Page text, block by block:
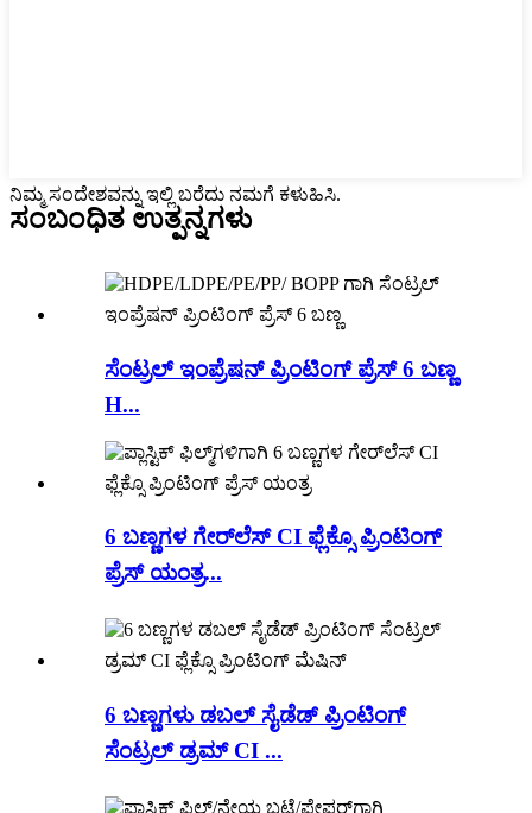
ನಿಮ್ಮ ಸಂದೇಶವನ್ನು ಇಲ್ಲಿ ಬರೆದು ನಮಗೆ ಕಳುಹಿಸಿ.
ಸಂಬಂಧಿತ ಉತ್ಪನ್ನಗಳು
ಸೆಂಟ್ರಲ್ ಇಂಪ್ರೆಷನ್ ಪ್ರಿಂಟಿಂಗ್ ಪ್ರೆಸ್ 6 ಬಣ್ಣ
H...
6 ಬಣ್ಣಗಳ ಗೇರ್‌ಲೆಸ್ CI ಫ್ಲೆಕ್ಸೊ ಪ್ರಿಂಟಿಂಗ್
ಪ್ರೆಸ್ ಯಂತ್ರ...
6 ಬಣ್ಣಗಳು ಡಬಲ್ ಸೈಡೆಡ್ ಪ್ರಿಂಟಿಂಗ್
ಸೆಂಟ್ರಲ್ ಡ್ರಮ್ CI ...